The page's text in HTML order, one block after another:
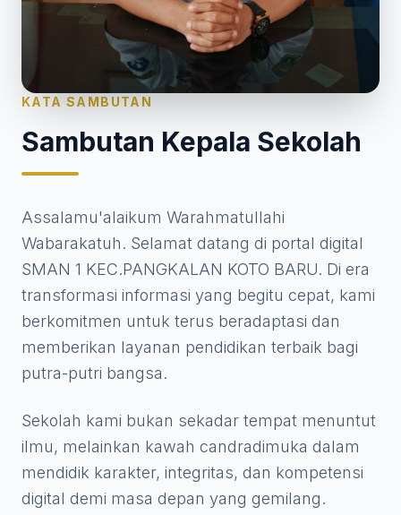
KATA SAMBUTAN
Sambutan Kepala Sekolah
Assalamu'alaikum Warahmatullahi
Wabarakatuh. Selamat datang di portal digital
SMAN 1 KEC.PANGKALAN KOTO BARU. Di era
transformasi informasi yang begitu cepat, kami
berkomitmen untuk terus beradaptasi dan
memberikan layanan pendidikan terbaik bagi
putra-putri bangsa.
Sekolah kami bukan sekadar tempat menuntut
ilmu, melainkan kawah candradimuka dalam
mendidik karakter, integritas, dan kompetensi
digital demi masa depan yang gemilang.